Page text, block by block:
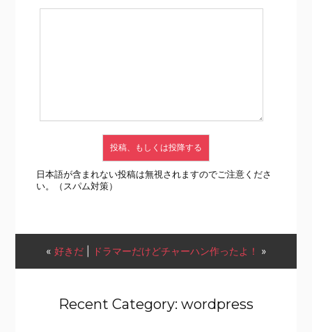
日本語が含まれない投稿は無視されますのでご注意くださ
い。（スパム対策）
« 好きだ| ドラマーだけどチャーハン作ったよ！ »
Recent Category: wordpress